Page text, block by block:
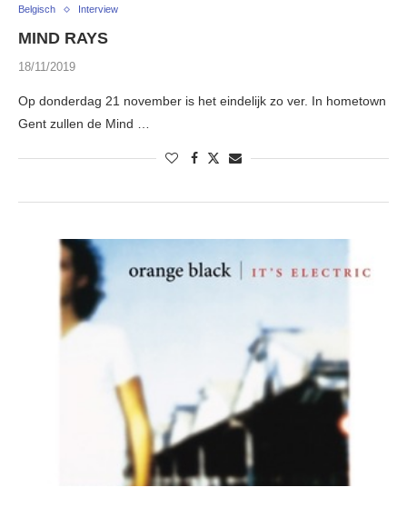
Belgisch Interview
MIND RAYS
18/11/2019
Op donderdag 21 november is het eindelijk zo ver. In hometown
Gent zullen de Mind …